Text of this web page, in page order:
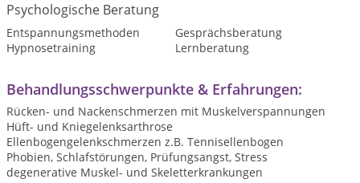
Psychologische Beratung
Entspannungsmethoden
Gesprächsberatung
Hypnosetraining
Lernberatung
Behandlungsschwerpunkte & Erfahrungen:
Rücken- und Nackenschmerzen mit Muskelverspannungen
Hüft- und Kniegelenksarthrose
Ellenbogengelenkschmerzen z.B. Tennisellenbogen
Phobien, Schlafstörungen, Prüfungsangst, Stress
degenerative Muskel- und Skeletterkrankungen